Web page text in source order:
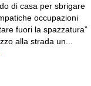
di casa per sbrigare
occupazioni
fuori la spazzatura”
alla strada un...